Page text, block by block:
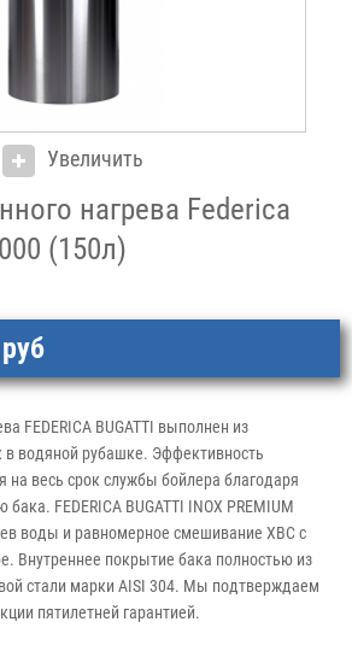
Увеличить
нагрева Federica
(150л)
FEDERICA BUGATTI выполнен из
водяной рубашке. Эффективность
на весь срок службы бойлера благодаря
FEDERICA BUGATTI INOX PREMIUM
воды и равномерное смешивание ХВС с
Внутреннее покрытие бака полностью из
стали марки AISI 304. Мы подтверждаем
пятилетней гарантией.